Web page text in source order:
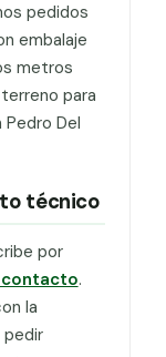
pedidos
embalaje
metros
para
Del
técnico
por
.
la